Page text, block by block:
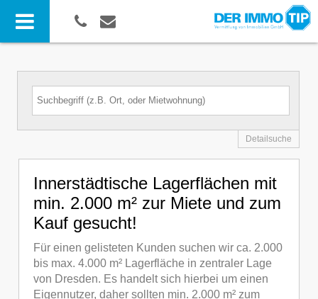
Detailsuche
Innerstädtische Lagerflächen mit
min. 2.000 m² zur Miete und zum
Kauf gesucht!
Für einen gelisteten Kunden suchen wir ca. 2.000
bis max. 4.000 m² Lagerfläche in zentraler Lage
von Dresden. Es handelt sich hierbei um einen
Eigennutzer, daher sollten min. 2.000 m² zum